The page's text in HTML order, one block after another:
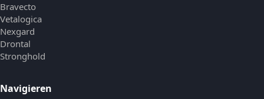
Bravecto
Vetalogica
Nexgard
Drontal
Stronghold
Navigieren